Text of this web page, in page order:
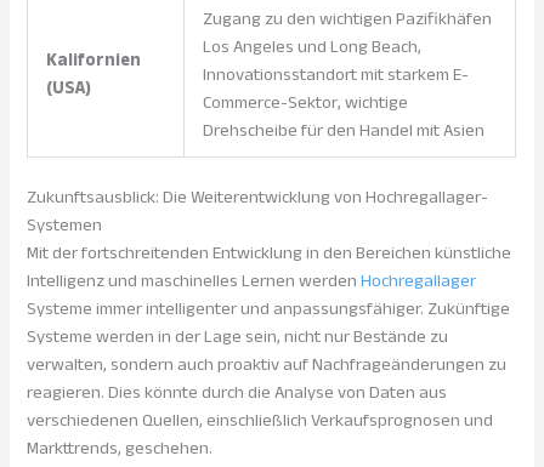
Kalifornien
(USA)
Zugang zu den wichtigen Pazifikhäfen
Los Angeles und Long Beach,
Innovationsstandort mit starkem E-
Commerce-Sektor, wichtige
Drehscheibe für den Handel mit Asien
Zukunftsausblick: Die Weiterentwicklung von Hochregallager-
Systemen
Mit der fortschreitenden Entwicklung in den Bereichen künstliche
Intelligenz und maschinelles Lernen werdenHochregallager
Systeme immer intelligenter und anpassungsfähiger. Zukünftige
Systeme werden in der Lage sein, nicht nur Bestände zu
verwalten, sondern auch proaktiv auf Nachfrageänderungen zu
reagieren. Dies könnte durch die Analyse von Daten aus
verschiedenen Quellen, einschließlich Verkaufsprognosen und
Markttrends, geschehen.